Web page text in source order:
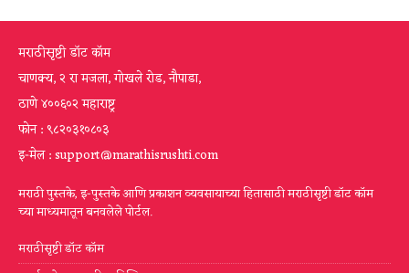
मराठीसृष्टी डॉट कॉम
चाणक्य, २ रा मजला, गोखले रोड, नौपाडा,
ठाणे ४००६०२ महाराष्ट्र
फोन : ९८२०३१०८०३
इ-मेल : support@marathisrushti.com
मराठी पुस्तके, इ-पुस्तके आणि प्रकाशन व्यवसायाच्या हितासाठी मराठीसृष्टी डॉट कॉम
च्या माध्यमातून बनवलेले पोर्टल.
मराठीसृष्टी डॉट कॉम